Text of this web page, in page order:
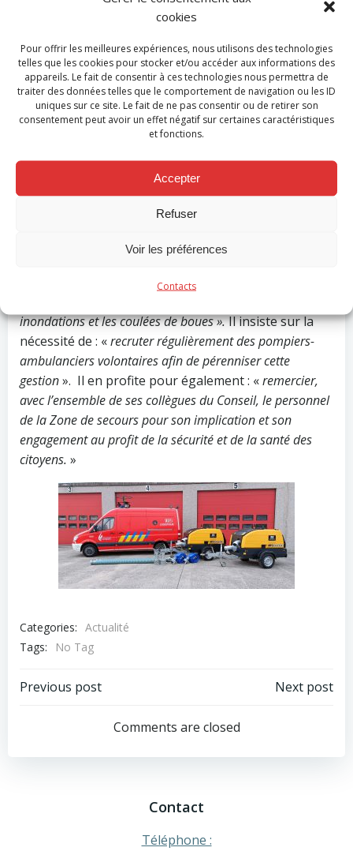
cookies
Pour offrir les meilleures expériences, nous utilisons des technologies
telles que les cookies pour stocker et/ou accéder aux informations des
appareils. Le fait de consentir à ces technologies nous permettra de
traiter des données telles que le comportement de navigation ou les ID
uniques sur ce site. Le fait de ne pas consentir ou de retirer son
consentement peut avoir un effet négatif sur certaines caractéristiques
et fonctions.
Accepter
Refuser
Voir les préférences
Contacts
pour recruter des sapeurs-pompiers ambulanciers
chaque année de nouveaux membres opérationnels
volontaires afin de continuer à assurer ses
différentes missions de manière efficace. Pour
postuler, les candidats doivent être en possession de
leur CAF (Certificat d’Aptitude Fédéral) et être
Waremme ou de celle de Hannut.
la gestion saine, malgré le contexte économique difficile,
de la Zone mais également des investissements, tant en
garder un service efficace avec une attention de plus en
inondations et les coulées de boues ».Il insiste sur la
nécessité de : «recruter régulièrement des pompiers-
ambulanciers volontaires afin de pérenniser cette
gestion». Il en profite pour également : «remercier,
avec l’ensemble de ses collègues du Conseil, le personnel
de la Zone de secours pour son implication et son
engagement au profit de la sécurité et de la santé des
citoyens. »
Categories: Actualité
Tags:
No Tag
Post
navigation
Previous post
navigation
Next post
Comments are closed
Contact
Téléphone :